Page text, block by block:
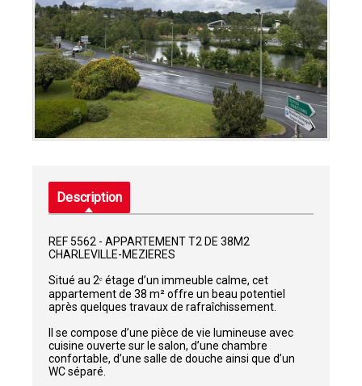
Description
REF 5562 - APPARTEMENT T2 DE 38M2
CHARLEVILLE-MEZIERES
Situé au 2ᵉ étage d’un immeuble calme, cet
appartement de 38 m² offre un beau potentiel
après quelques travaux de rafraîchissement.
Il se compose d’une pièce de vie lumineuse avec
cuisine ouverte sur le salon, d’une chambre
confortable, d’une salle de douche ainsi que d’un
WC séparé.